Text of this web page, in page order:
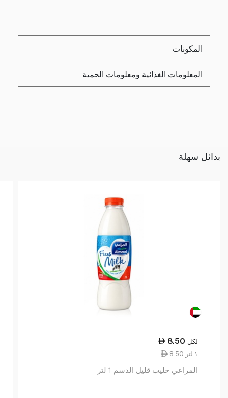
المكونات
المعلومات الغذائية ومعلومات الحمية
بدائل سهلة
8.50 لكل
8.50 ١ لتر
المراعي حليب قليل الدسم 1 لتر